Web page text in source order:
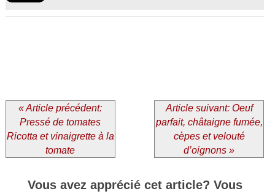
« Article précédent:
Pressé de tomates
Ricotta et vinaigrette à la
tomate
Article suivant: Oeuf
parfait, châtaigne fumée,
cèpes et velouté
d’oignons »
Vous avez apprécié cet article? Vous